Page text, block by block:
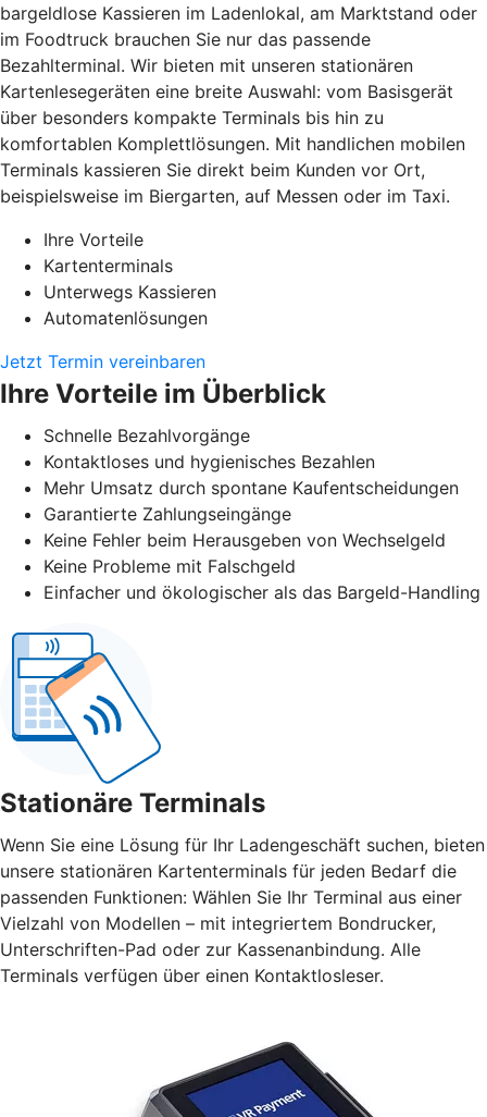
bargeldlose Kassieren im Ladenlokal, am Marktstand oder
im Foodtruck brauchen Sie nur das passende
Bezahlterminal. Wir bieten mit unseren stationären
Kartenlesegeräten eine breite Auswahl: vom Basisgerät
über besonders kompakte Terminals bis hin zu
komfortablen Komplettlösungen. Mit handlichen mobilen
Terminals kassieren Sie direkt beim Kunden vor Ort,
beispielsweise im Biergarten, auf Messen oder im Taxi.
Ihre Vorteile
Kartenterminals
Unterwegs Kassieren
Automatenlösungen
Jetzt Termin vereinbaren
Ihre Vorteile im Überblick
Schnelle Bezahlvorgänge
Kontaktloses und hygienisches Bezahlen
Mehr Umsatz durch spontane Kaufentscheidungen
Garantierte Zahlungseingänge
Keine Fehler beim Herausgeben von Wechselgeld
Keine Probleme mit Falschgeld
Einfacher und ökologischer als das Bargeld-Handling
Stationäre Terminals
Wenn Sie eine Lösung für Ihr Ladengeschäft suchen, bieten
unsere stationären Kartenterminals für jeden Bedarf die
passenden Funktionen: Wählen Sie Ihr Terminal aus einer
Vielzahl von Modellen – mit integriertem Bondrucker,
Unterschriften-Pad oder zur Kassenanbindung. Alle
Terminals verfügen über einen Kontaktlosleser.